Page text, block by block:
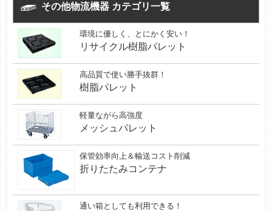
その他物流機器 カテゴリ一覧
環境に優しく、とにかく安い！
リサイクル樹脂パレット
高品質で使い勝手抜群！
樹脂パレット
軽量ながら高強度
メッシュパレット
保管効率向上＆輸送コスト削減
折りたたみコンテナ
通い箱としても利用できる！